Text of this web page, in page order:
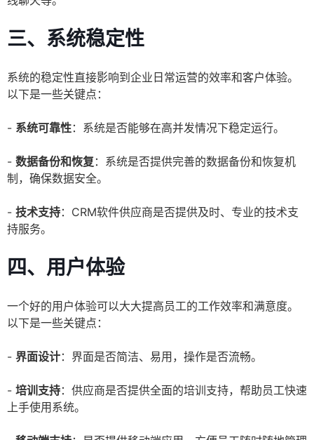
三、系统稳定性
系统的稳定性直接影响到企业日常运营的效率和客户体验。
以下是一些关键点：
- 系统可靠性：系统是否能够在高并发情况下稳定运行。
- 数据备份和恢复 ：系统是否提供完善的数据备份和恢复机
制，确保数据安全。
- 技术支持：CRM软件供应商是否提供及时、专业的技术支
持服务。
四、用户体验
一个好的用户体验可以大大提高员工的工作效率和满意度。
以下是一些关键点：
- 界面设计：界面是否简洁、易用，操作是否流畅。
- 培训支持：供应商是否提供全面的培训支持，帮助员工快速
上手使用系统。